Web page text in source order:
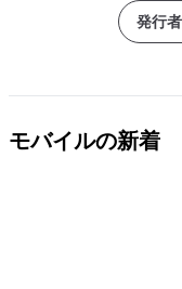
発行
モバイルの新着